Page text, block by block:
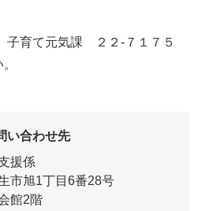
子育て元気課 ２２-７１７５
い合わせ先
援係
市旭1丁目6番28号
館2階